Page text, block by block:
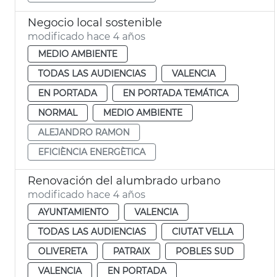
Negocio local sostenible
modificado hace 4 años
MEDIO AMBIENTE
TODAS LAS AUDIENCIAS
VALENCIA
EN PORTADA
EN PORTADA TEMÁTICA
NORMAL
MEDIO AMBIENTE
ALEJANDRO RAMON
EFICIÈNCIA ENERGÈTICA
Renovación del alumbrado urbano
modificado hace 4 años
AYUNTAMIENTO
VALENCIA
TODAS LAS AUDIENCIAS
CIUTAT VELLA
OLIVERETA
PATRAIX
POBLES SUD
VALENCIA
EN PORTADA